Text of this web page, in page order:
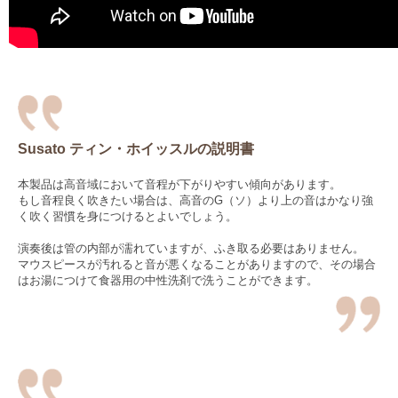
Susato ティン・ホイッスルの説明書
本製品は高音域において音程が下がりやすい傾向があります。
もし音程良く吹きたい場合は、高音のG（ソ）より上の音はかなり強
く吹く習慣を身につけるとよいでしょう。
演奏後は管の内部が濡れていますが、ふき取る必要はありません。
マウスピースが汚れると音が悪くなることがありますので、その場合
はお湯につけて食器用の中性洗剤で洗うことができます。